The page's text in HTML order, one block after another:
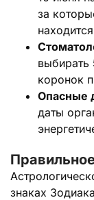
за
выбирать
коронок
Опасные
даты
знаках